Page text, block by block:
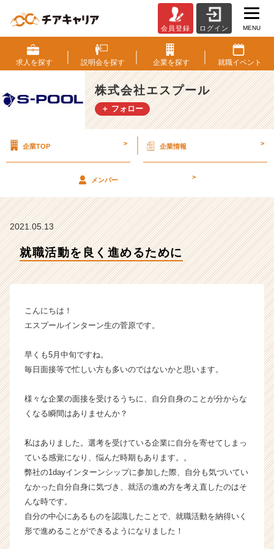
職
活
動
を
良
く
た
【株
エ
ス
タ
ム
ラ
ン】
|
ベ
チ
ャ
ー・
成
業
か
会員登録 ログイン MENU
求人を探す 説明会を探す 企業を探す 就職イベント
株式会社エスプール
＋ フォロー
企業TOP > 企業情報 >
メンバー >
2021.05.13
就職活動を良く進めるために
こんにちは！
エスプールインターン生の菅原です。
早くも5月中旬ですね。
毎日面接等で忙しい方も多いのではないかと思います。
様々な企業の面接を受けるうちに、自分自身のことが分からな
くなる瞬間はありませんか？
私はありました。選考を受けている企業に自分を寄せてしまっ
ている感覚になり、悩んだ時期もあります。。
弊社の1dayインターンシップに参加した際、自分も気づいてい
なかった自分自身に気づき、就活の進め方を考え直したのはそ
んな時です。
自分の中心にあるものを認識したことで、就職活動を納得いく
形で進めることができるようになりました！